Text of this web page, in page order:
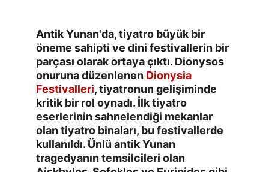
Antik Yunan'da, tiyatro büyük bir
öneme sahipti ve dini festivallerin bir
parçası olarak ortaya çıktı. Dionysos
onuruna düzenlenen Dionysia
Festivalleri, tiyatronun gelişiminde
kritik bir rol oynadı. İlk tiyatro
eserlerinin sahnelendiği mekanlar
olan tiyatro binaları, bu festivallerde
kullanıldı. Ünlü antik Yunan
tragedyanın temsilcileri olan